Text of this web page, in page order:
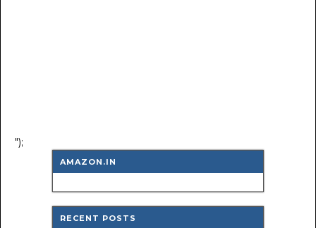
");
AMAZON.IN
RECENT POSTS